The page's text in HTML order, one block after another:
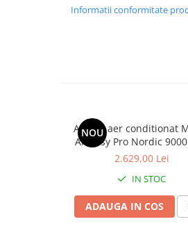
Robineti tip fluture
Accesorii pompe
Vase de expansiune
Vase de expansiune pentru
Vase de expansiune pentru
instalatii sanitare
Informatii conformitate
NOU
Aparat aer conditionat
All Easy Pro Nordic 9000
2.629,00 Lei
IN STOC
ADAUGA IN COS